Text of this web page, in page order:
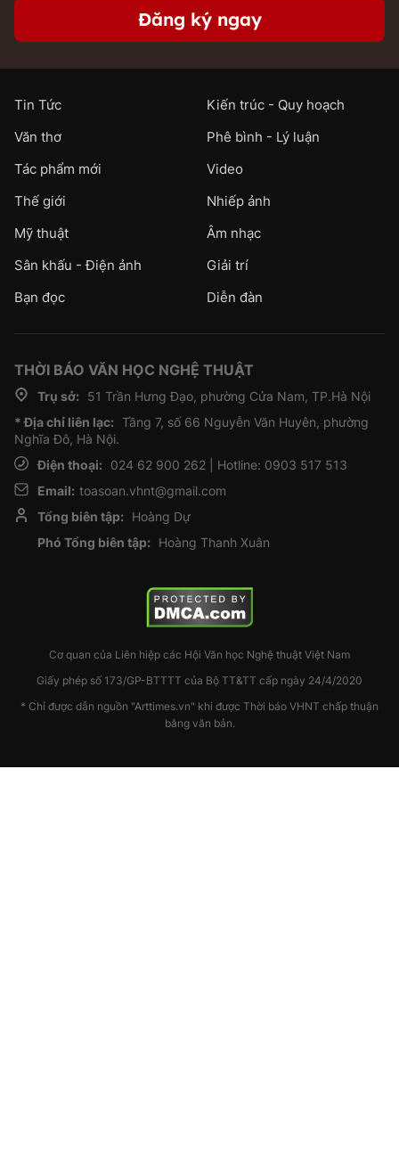
Đăng ký ngay
Tin Tức
Kiến trúc - Quy hoạch
Văn thơ
Phê bình - Lý luận
Tác phẩm mới
Video
Thế giới
Nhiếp ảnh
Mỹ thuật
Âm nhạc
Sân khấu - Điện ảnh
Giải trí
Bạn đọc
Diễn đàn
THỜI BÁO VĂN HỌC NGHỆ THUẬT
Trụ sở:
51 Trần Hưng Đạo, phường Cửa Nam, TP.Hà Nội
* Địa chỉ liên lạc: Tầng 7, số 66 Nguyễn Văn Huyên, phường
Nghĩa Đô, Hà Nội.
Điện thoại:
024 62 900 262 | Hotline: 0903 517 513
Email: toasoan.vhnt@gmail.com
Tổng biên tập:
Hoàng Dự
Phó Tổng biên tập:
Hoàng Thanh Xuân
Cơ quan của Liên hiệp các Hội Văn học Nghệ thuật Việt Nam
Giấy phép số 173/GP-BTTTT của Bộ TT&TT cấp ngày 24/4/2020
* Chỉ được dẫn nguồn "Arttimes.vn" khi được Thời báo VHNT chấp thuận
bằng văn bản.